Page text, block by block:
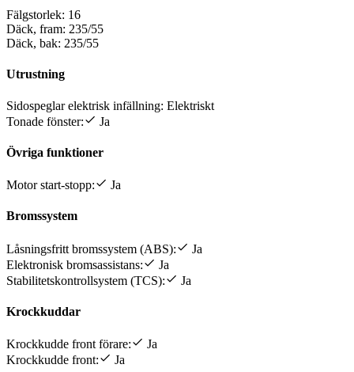
Fälgstorlek: 16
Däck, fram: 235/55
Däck, bak: 235/55
Utrustning
Sidospeglar elektrisk infällning: Elektriskt
Tonade fönster:
Ja
Övriga funktioner
Motor start-stopp: Ja
Bromssystem
Låsningsfritt bromssystem (ABS):
Ja
Elektronisk bromsassistans:
Ja
Stabilitetskontrollsystem (TCS):
Ja
Krockkuddar
Krockkudde front förare:
Ja
Krockkudde front:
Ja